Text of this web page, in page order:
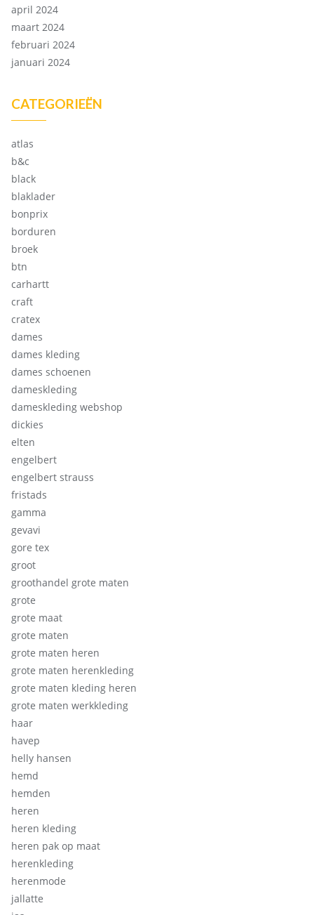
april 2024
maart 2024
februari 2024
januari 2024
CATEGORIEËN
atlas
b&c
black
blaklader
bonprix
borduren
broek
btn
carhartt
craft
cratex
dames
dames kleding
dames schoenen
dameskleding
dameskleding webshop
dickies
elten
engelbert
engelbert strauss
fristads
gamma
gevavi
gore tex
groot
groothandel grote maten
grote
grote maat
grote maten
grote maten heren
grote maten herenkleding
grote maten kleding heren
grote maten werkkleding
haar
havep
helly hansen
hemd
hemden
heren
heren kleding
heren pak op maat
herenkleding
herenmode
jallatte